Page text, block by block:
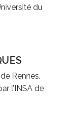
du
Rennes.
l’INSA de